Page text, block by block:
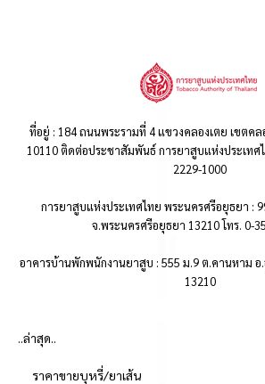
ที่อยู่ : 184 ถนนพระรามที่ 4 แขวงคลองเตย เขตคล
10110 ติดต่อประชาสัมพันธ์ การยาสูบแห่งประเทศ
2229-1000
การยาสูบแห่งประเทศไทย พระนครศรีอยุธยา :
จ.พระนครศรีอยุธยา 13210 โทร. 0-
อาคารบ้านพักพนักงานยาสูบ : 555 ม.9 ต.คานหาม
13210
..ล่าสุด..
ราคาขายบุหรี่/ยาเส้น